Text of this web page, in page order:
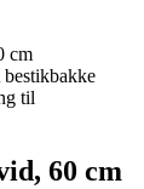
cm
til
60 cm